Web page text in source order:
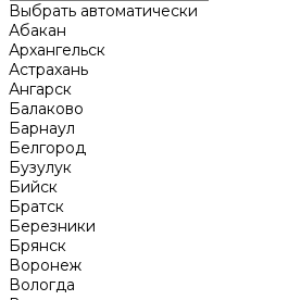
Выбрать автоматически
Абакан
Архангельск
Астрахань
Ангарск
Балаково
Барнаул
Белгород
Бузулук
Бийск
Братск
Березники
Брянск
Воронеж
Вологда